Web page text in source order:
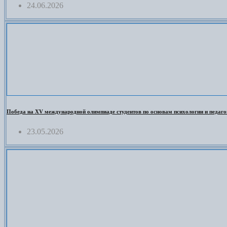
24.06.2026
Победа на XV международной олимпиаде студентов по основам психологии и
23.05.2026